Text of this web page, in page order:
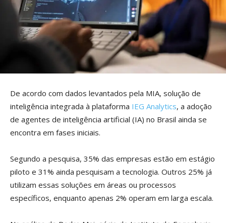
De acordo com dados levantados pela MIA, solução de
inteligência integrada à plataforma IEG Analytics, a adoção
de agentes de inteligência artificial (IA) no Brasil ainda se
encontra em fases iniciais.
Segundo a pesquisa, 35% das empresas estão em estágio
piloto e 31% ainda pesquisam a tecnologia. Outros 25% já
utilizam essas soluções em áreas ou processos
específicos, enquanto apenas 2% operam em larga escala.